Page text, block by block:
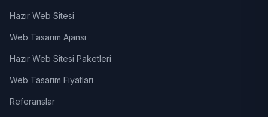
Hazır Web Sitesi
Web Tasarım Ajansı
Hazır Web Sitesi Paketleri
Web Tasarım Fiyatları
Referanslar